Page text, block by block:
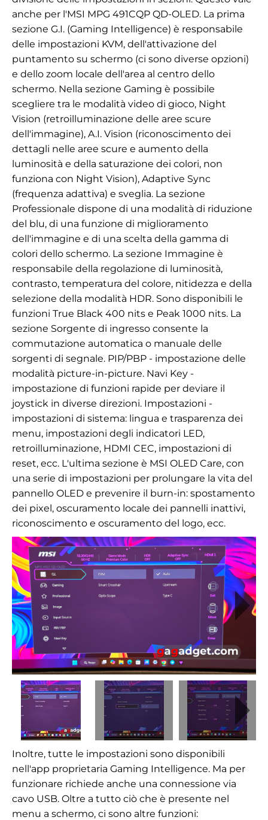
anche per l'MSI MPG 491CQP QD-OLED. La prima
sezione G.I. (Gaming Intelligence) è responsabile
delle impostazioni KVM, dell'attivazione del
puntamento su schermo (ci sono diverse opzioni)
e dello zoom locale dell'area al centro dello
schermo. Nella sezione Gaming è possibile
scegliere tra le modalità video di gioco, Night
Vision (retroilluminazione delle aree scure
dell'immagine), A.I. Vision (riconoscimento dei
dettagli nelle aree scure e aumento della
luminosità e della saturazione dei colori, non
funziona con Night Vision), Adaptive Sync
(frequenza adattiva) e sveglia. La sezione
Professionale dispone di una modalità di riduzione
del blu, di una funzione di miglioramento
dell'immagine e di una scelta della gamma di
colori dello schermo. La sezione Immagine è
responsabile della regolazione di luminosità,
contrasto, temperatura del colore, nitidezza e della
selezione della modalità HDR. Sono disponibili le
funzioni True Black 400 nits e Peak 1000 nits. La
sezione Sorgente di ingresso consente la
commutazione automatica o manuale delle
sorgenti di segnale. PIP/PBP - impostazione delle
modalità picture-in-picture. Navi Key -
impostazione di funzioni rapide per deviare il
joystick in diverse direzioni. Impostazioni -
impostazioni di sistema: lingua e trasparenza dei
menu, impostazioni degli indicatori LED,
retroilluminazione, HDMI CEC, impostazioni di
reset, ecc. L'ultima sezione è MSI OLED Care, con
una serie di impostazioni per prolungare la vita del
pannello OLED e prevenire il burn-in: spostamento
dei pixel, oscuramento locale dei pannelli inattivi,
riconoscimento e oscuramento del logo, ecc.
Inoltre, tutte le impostazioni sono disponibili
nell'app proprietaria Gaming Intelligence. Ma per
funzionare richiede anche una connessione via
cavo USB. Oltre a tutto ciò che è presente nel
menu a schermo, ci sono altre funzioni: